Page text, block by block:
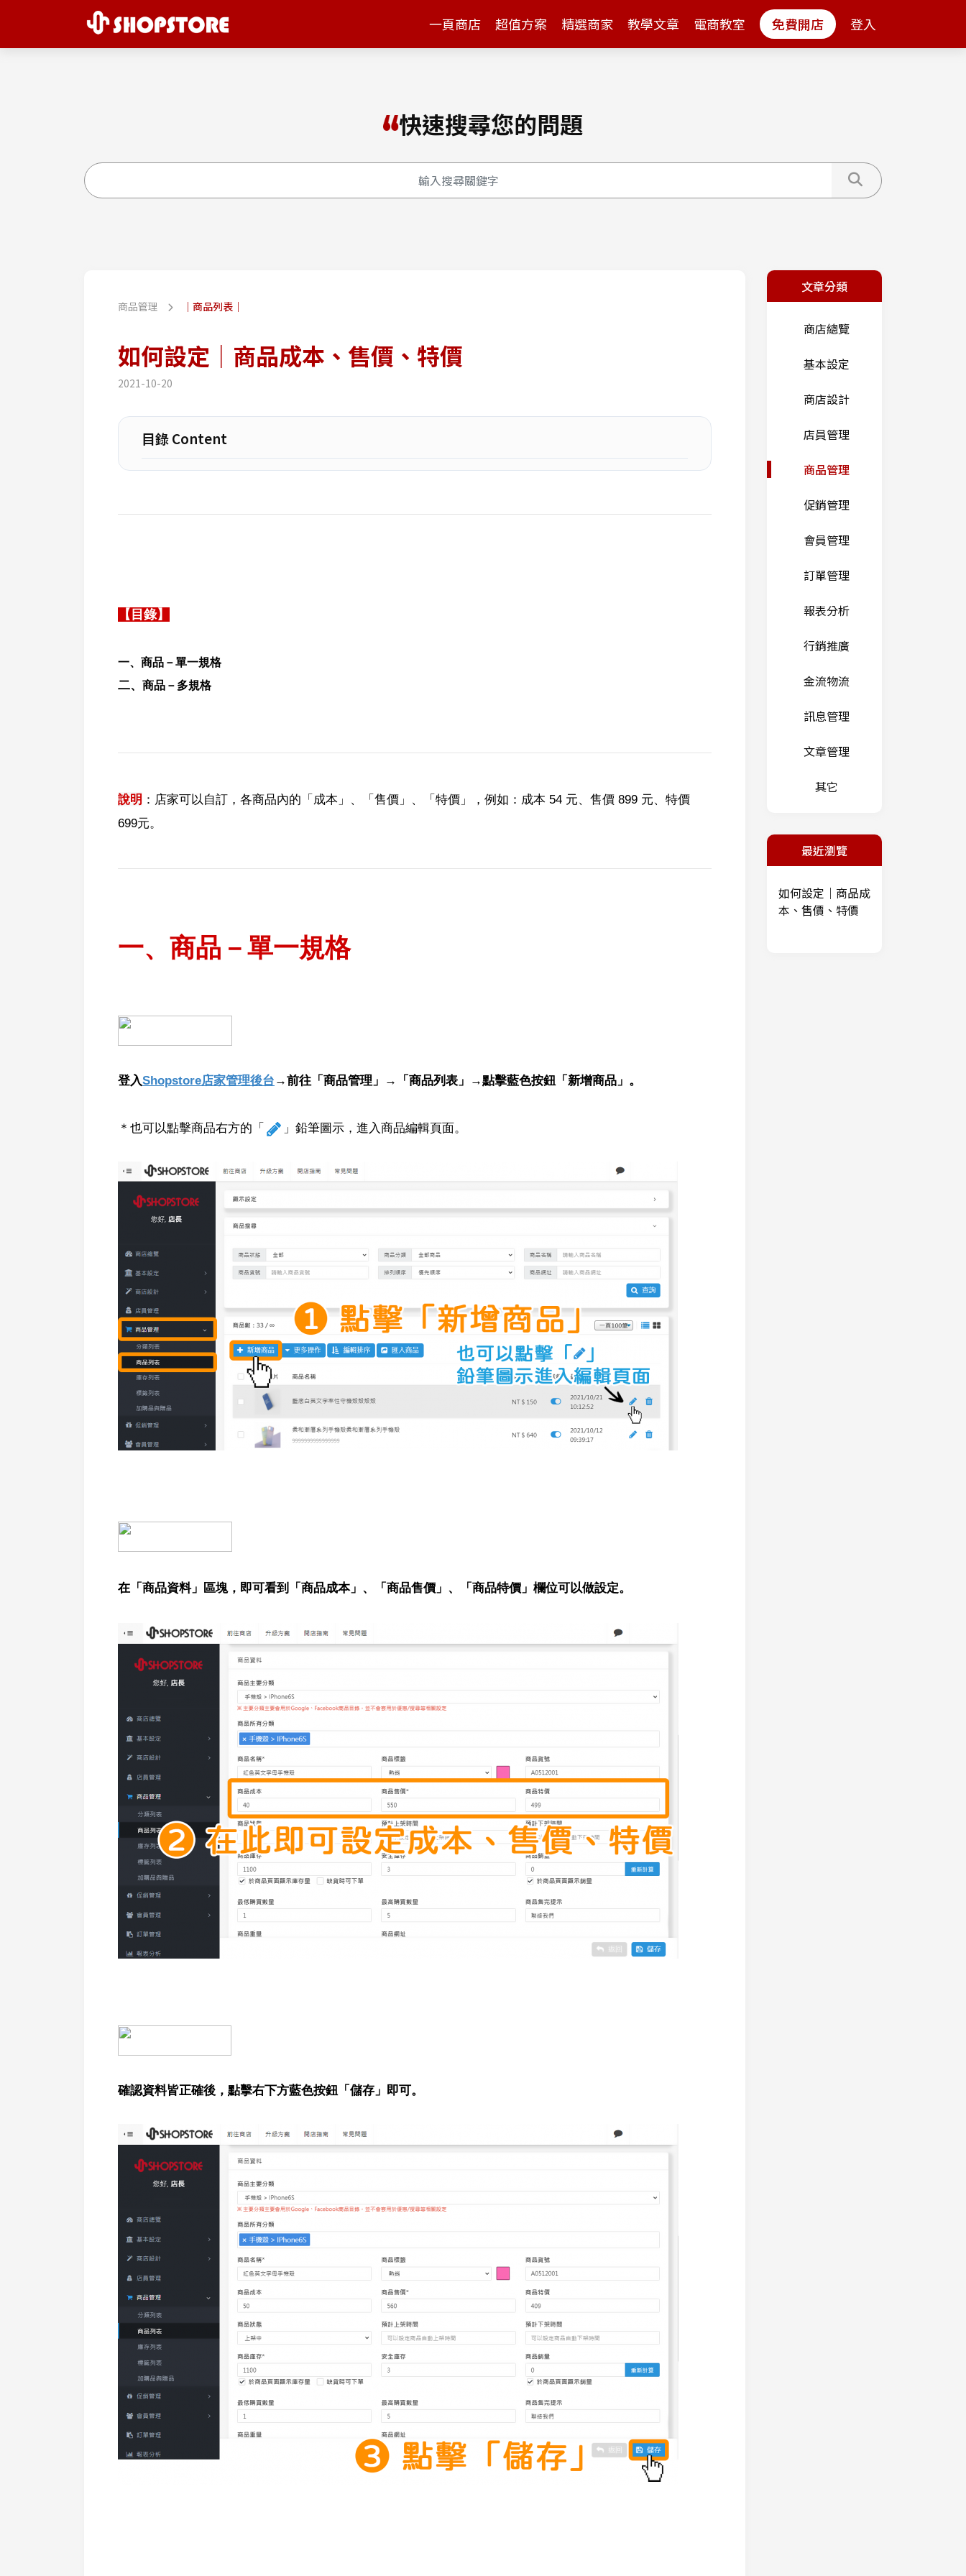
一頁商店 超值方案 精選商家 教學文章 電商教室 免費開店 登入
快速搜尋您的問題
商品管理 ｜商品列表｜
如何設定｜商品成本、售價、特價
2021-10-20
目錄 Content
【目錄】
一、商品－單一規格
二、 商品 －多規格
說明 ：店家可以自訂，各商品內的「成本」、「售價」、「特價」，例如： 成本 54 元、售價 899 元、特價
699元。
一、商品－單一規格
登入Shopstore店家管理後台 →前往「商品管理」→「商品列表」→點擊藍色按鈕「新增商品」。
＊也可以點擊商品右方的「 」鉛筆圖示，進入商品編輯頁面。
在「商品資料」區塊，即可看到「商品成本」、「商品售價」、「商品特價」欄位可以做設定。
確認資料皆正確後，點擊右下方藍色按鈕「儲存」即可。
文章分類
商店總覽
基本設定
商店設計
店員管理
商品管理
促銷管理
會員管理
訂單管理
報表分析
行銷推廣
金流物流
訊息管理
文章管理
其它
最近瀏覽
如何設定｜商品成
本、售價、特價